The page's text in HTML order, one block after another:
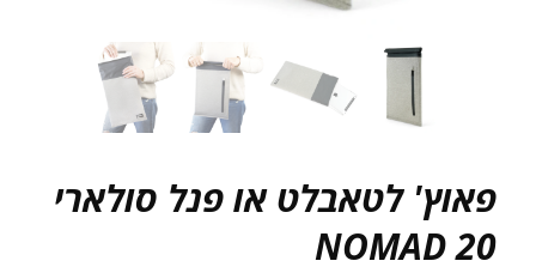
פאוץ' לטאבלט או פנל סולארי
NOMAD 20